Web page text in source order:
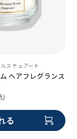
スチュアート
へアフレグランス
)
る